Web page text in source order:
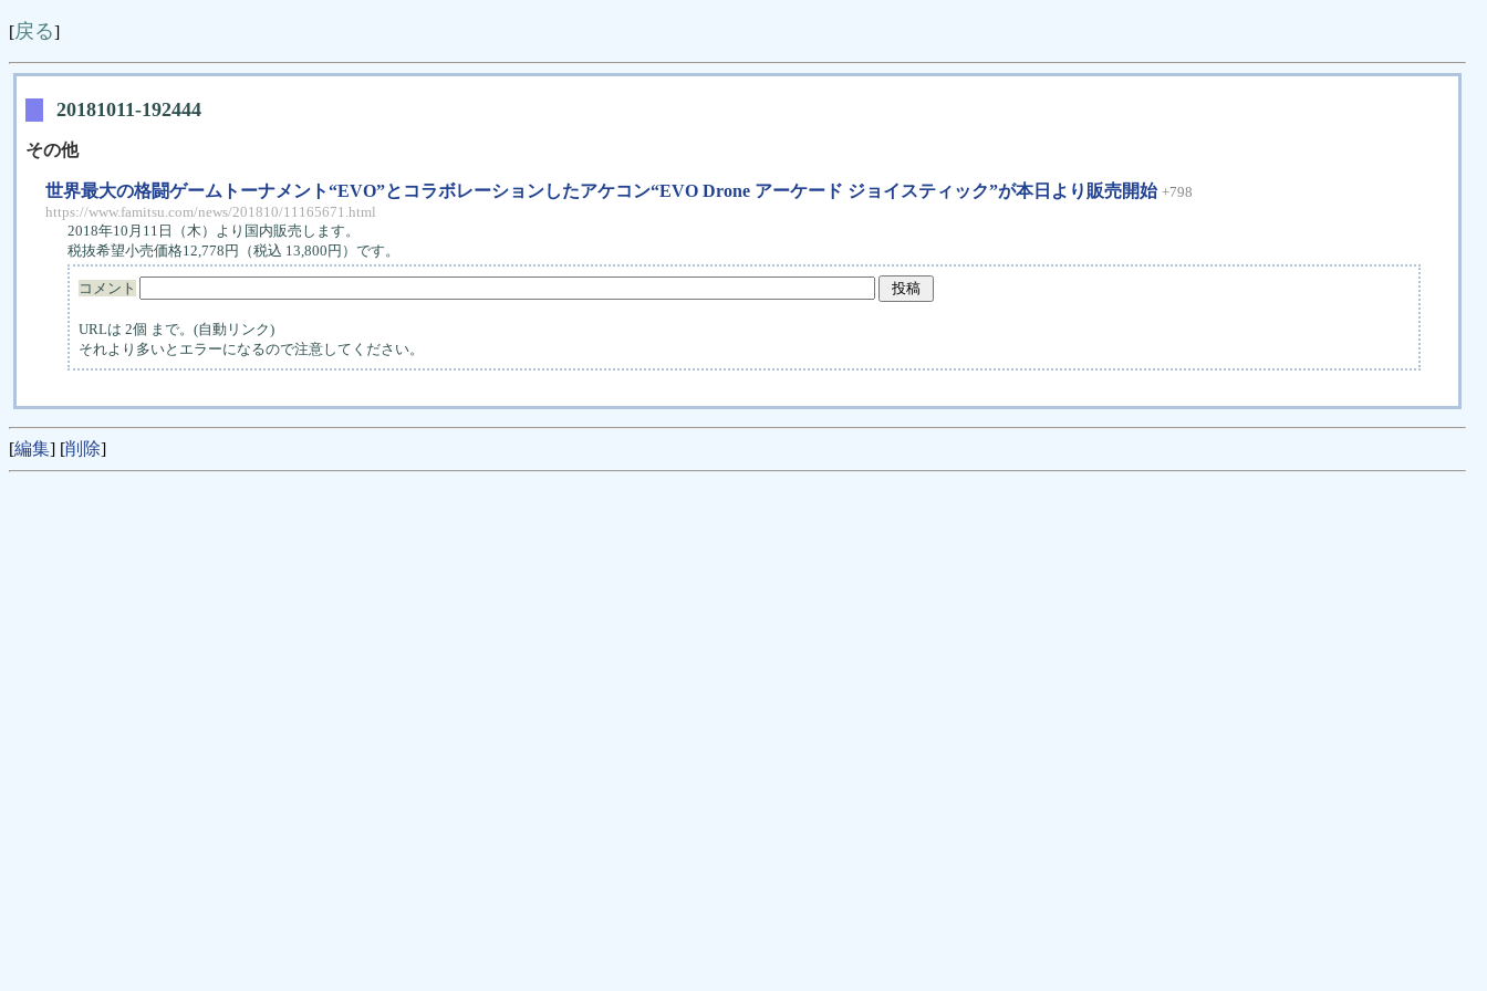
[戻る]
20181011-192444
その他
世界最大の格闘ゲームトーナメント“EVO”とコラボレーションしたアケコン“EVO Drone アーケード ジョイスティック”が本日より販売開始 +798
https://www.famitsu.com/news/201810/11165671.html
2018年10月11日（木）より国内販売します。
税抜希望小売価格12,778円（税込 13,800円）です。
コメント
URLは 2個 まで。(自動リンク)
それより多いとエラーになるので注意してください。
[編集] [削除]